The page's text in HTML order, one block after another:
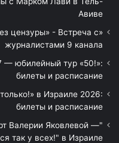
Авиве
цензуры» - Встреча с
журналистами 9 канала
— юбилейный тур «50!»:
билеты и расписание
в Израиле 2026:
билеты и расписание
Валерии Яковлевой —
так у всех!" в Израиле